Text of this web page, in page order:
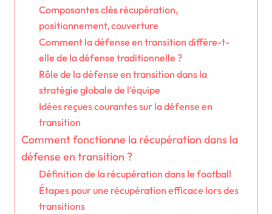
Composantes clés récupération,
positionnement, couverture
Comment la défense en transition diffère-t-
elle de la défense traditionnelle ?
Rôle de la défense en transition dans la
stratégie globale de l’équipe
Idées reçues courantes sur la défense en
transition
Comment fonctionne la récupération dans la
défense en transition ?
Définition de la récupération dans le football
Étapes pour une récupération efficace lors des
transitions